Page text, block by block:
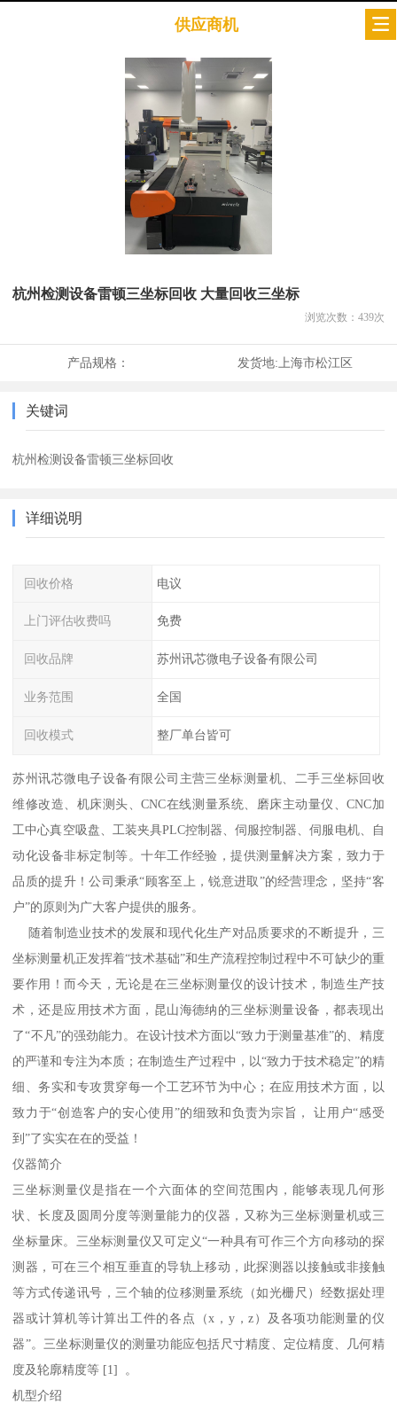
供应商机
杭州检测设备雷顿三坐标回收 大量回收三坐标
浏览次数： 439次
产品规格： 发货地:上海市松江区
关键词
杭州检测设备雷顿三坐标回收
详细说明
回收价格 电议
上门评估收费吗 免费
回收品牌 苏州讯芯微电子设备有限公司
业务范围 全国
回收模式 整厂单台皆可
苏州讯芯微电子设备有限公司主营三坐标测量机、二手三坐标回收
维修改造、机床测头、CNC在线测量系统、磨床主动量仪、CNC加
工中心真空吸盘、工装夹具PLC控制器、伺服控制器、伺服电机、自
动化设备非标定制等。十年工作经验，提供测量解决方案，致力于
品质的提升！公司秉承“顾客至上，锐意进取”的经营理念，坚持“客
户”的原则为广大客户提供的服务。
随着制造业技术的发展和现代化生产对品质要求的不断提升，三
坐标测量机正发挥着“技术基础”和生产流程控制过程中不可缺少的重
要作用！而今天，无论是在三坐标测量仪的设计技术，制造生产技
术，还是应用技术方面，昆山海德纳的三坐标测量设备，都表现出
了“不凡”的强劲能力。在设计技术方面以“致力于测量基准”的、精度
的严谨和专注为本质；在制造生产过程中，以“致力于技术稳定”的精
细、务实和专攻贯穿每一个工艺环节为中心；在应用技术方面，以
致力于“创造客户的安心使用”的细致和负责为宗旨， 让用户“感受
到”了实实在在的受益！
仪器简介
三坐标测量仪是指在一个六面体的空间范围内，能够表现几何形
状、长度及圆周分度等测量能力的仪器，又称为三坐标测量机或三
坐标量床。三坐标测量仪又可定义“一种具有可作三个方向移动的探
测器，可在三个相互垂直的导轨上移动，此探测器以接触或非接触
等方式传递讯号，三个轴的位移测量系统（如光栅尺）经数据处理
器或计算机等计算出工件的各点（x，y，z）及各项功能测量的仪
器”。三坐标测量仪的测量功能应包括尺寸精度、定位精度、几何精
度及轮廓精度等 [1] 。
机型介绍